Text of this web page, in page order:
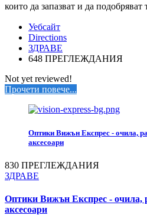
които да запазват и да
Уебсайт
Directions
ЗДРАВЕ
648 ПРЕГЛЕЖДАНИЯ
Not yet reviewed!
Прочети повече...
Оптики Вижън Експрес - очила,
аксесоари
830 ПРЕГЛЕЖДАНИЯ
ЗДРАВЕ
Оптики Вижън Експрес - очила,
аксесоари